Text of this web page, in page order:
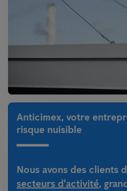
Anticimex, votre
risque nuisible
Nous avons des clients
secteurs d'activité,